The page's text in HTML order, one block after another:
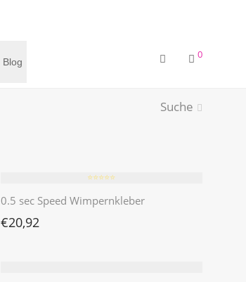
Blog
0
Suche
⭐️⭐️⭐️⭐️⭐️
0.5 sec Speed Wimpernkleber
€20,92